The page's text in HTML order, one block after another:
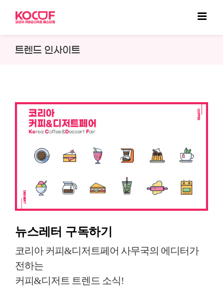
content
트렌드 인사이트
뉴스레터 구독하기
코리아 커피&디저트페어 사무국의 에디터가
전하는
커피&디저트 트렌드 소식!